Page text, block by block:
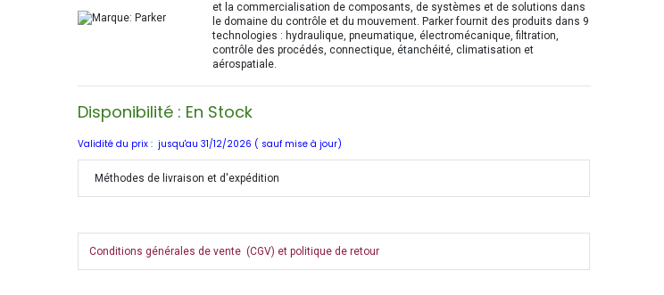
et la commercialisation de composants, de systèmes et de solutions dans
le domaine du contrôle et du mouvement. Parker fournit des produits dans 9
technologies : hydraulique, pneumatique, électromécanique, filtration,
contrôle des procédés, connectique, étanchéité, climatisation et
aérospatiale.
Disponibilité : En Stock
Validité du prix : jusqu'au 31/12/2026 ( sauf mise à jour)
Méthodes de livraison et d'expédition
Conditions générales de vente (CGV) et politique de retour